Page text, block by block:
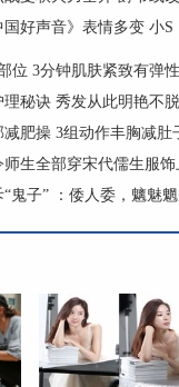
国好声音》表情多变 小
位 3分钟肌肤紧致有弹性
理秘诀 秀发从此明艳不
减肥操 3组动作丰胸减肚
师生全部穿宋代儒生服
鬼子” ：倭人委，魑魅